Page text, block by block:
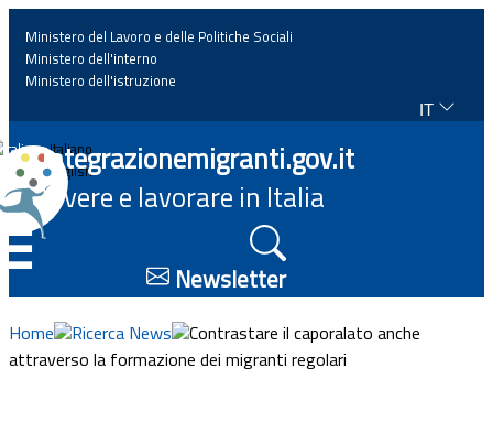
Home
News
Approfondimenti
Eventi
Ministero del Lavoro e delle Politiche Sociali
Ministero dell'interno
Ministero dell'istruzione
IT
Italiano
English
Integrazionemigranti.gov.it
Vivere e lavorare in Italia
Newsletter
Home Ricerca News
Contrastare il caporalato anche
attraverso la formazione dei migranti regolari